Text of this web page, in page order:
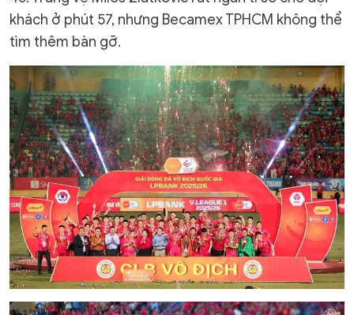
khách ở phút 57, nhưng Becamex TPHCM không thể
tìm thêm bàn gỡ.